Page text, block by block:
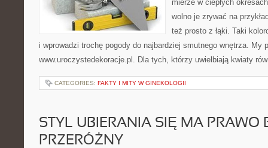
mierze w ciepłych
wolno je zrywać na
też prosto z łąki. Taki
i wprowadzi trochę pogody do najbardziej smutnego wnętrza. My
www.uroczystedekoracje.pl. Dla tych, którzy uwielbiają kwiaty
CATEGORIES: FAKTY I MITY W GINEKOLOGII
STYL UBIERANIA SIĘ MA PRAWO
PRZERÓŻNY